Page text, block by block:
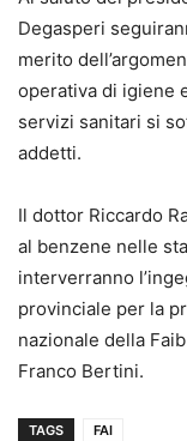
Degasperi
merito
operativa di igiene
servizi sanitari si
addetti.
Il dottor Riccardo
al benzene nelle
interverranno
provinciale per la
nazionale della
Franco Bertini.
TAGS FAI